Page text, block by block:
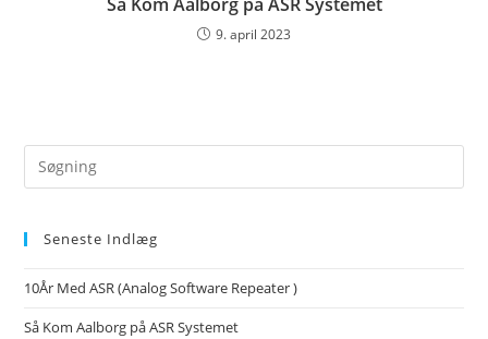
9. april 2023
Search
this
Seneste Indlæg
10År Med ASR (Analog Software Repeater )
Så Kom Aalborg på ASR Systemet